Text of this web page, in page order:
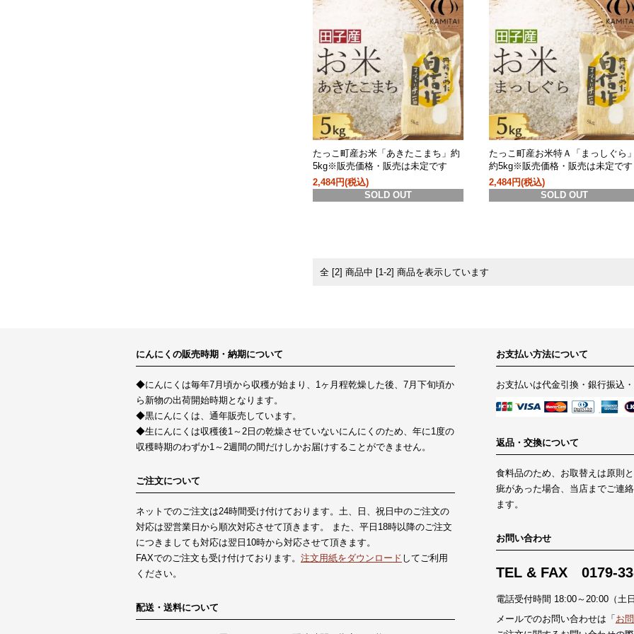
たっこ町産お米「あきたこまち」約
5kg※販売価格・販売は未定です
2,484円(税込)
SOLD OUT
たっこ町産お米特Ａ「まっしぐら
約5kg※販売価格・販売は未定です
2,484円(税込)
SOLD OUT
全 [2] 商品中 [1-2] 商品を表示しています
にんにくの販売時期・納期について
◆にんにくは毎年7月頃から収穫が始まり、1ヶ月程乾燥した後、7月下旬頃か
ら新物の出荷開始時期となります。
◆黒にんにくは、通年販売しています。
◆生にんにくは収穫後1～2日の乾燥させていないにんにくのため、年に1度の
収穫時期のわずか1～2週間の間だけしかお届けすることができません。
ご注文について
ネットでのご注文は24時間受け付けております。土、日、祝日中のご注文の
対応は翌営業日から順次対応させて頂きます。 また、平日18時以降のご注文
につきましても対応は翌日10時から対応させて頂きます。
FAXでのご注文も受け付けております。 注文用紙をダウンロード してご利用
ください。
配送・送料について
お支払い方法について
お支払いは代金引換・銀行振込
返品・交換について
食料品のため、お取替えは原則
疵があった場合、当店までご連
ます。
お問い合わせ
TEL & FAX 0179-
電話受付時間 18:00～20:00（土
メールでのお問い合わせは「 お